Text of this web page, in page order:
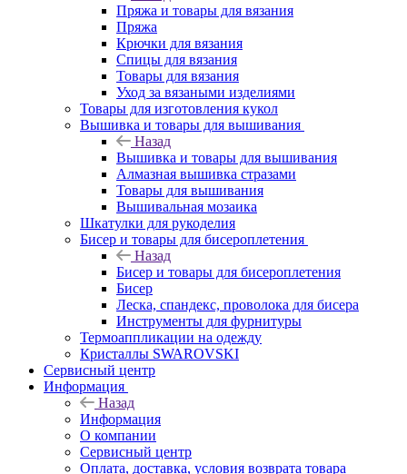
Пряжа и товары для вязания
Пряжа
Крючки для вязания
Спицы для вязания
Товары для вязания
Уход за вязаными изделиями
Товары для изготовления кукол
Вышивка и товары для вышивания
Назад
Вышивка и товары для вышивания
Алмазная вышивка стразами
Товары для вышивания
Вышивальная мозаика
Шкатулки для рукоделия
Бисер и товары для бисероплетения
Назад
Бисер и товары для бисероплетения
Бисер
Леска, спандекс, проволока для бисера
Инструменты для фурнитуры
Термоаппликации на одежду
Кристаллы SWAROVSKI
Сервисный центр
Информация
Назад
Информация
О компании
Сервисный центр
Оплата, доставка, условия возврата товара